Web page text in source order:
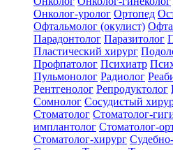
Онколог-уролог Ортопед
Офтальмолог (окулист)
Парадонтолог Паразитолог
Пластический хирург
Профпатолог Психиатр
Пульмонолог Радиолог
Рентгенолог Репродуктолог
Сомнолог Сосудистый
Стоматолог Стоматолог-
имплантолог Стоматолог-
Стоматолог-хирург